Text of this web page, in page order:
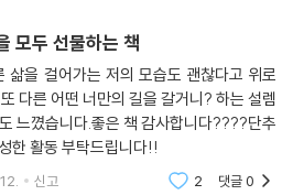
언어를 실험했다. 박이도 작가는 ‘사과’라
게 다양한 시도를 유도한다. 겹쳐진 사과,
, 점으로 그린 사과, 선으로만 표현한 사
‘잘 그리는 것’이 아닌 ‘자기만의 표현 방
하지 않는다. 오히려 “사과를 그리는 방법
모두 선물하는 책
삶을 걸어가는 저의 모습도 괜찮다고 위로
다른 어떤 너만의 길을 갈거니? 하는 설렘
느꼈습니다.좋은 책 감사합니다????단추
한 활동 부탁드립니다!!
신고 2 댓글0